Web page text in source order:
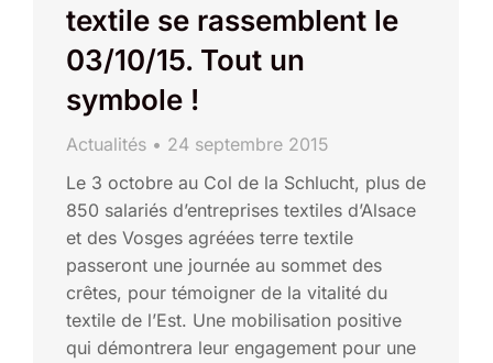
textile se rassemblent le
03/10/15. Tout un
symbole !
Actualités
24 septembre 2015
Le 3 octobre au Col de la Schlucht, plus de
850 salariés d’entreprises textiles d’Alsace
et des Vosges agréées terre textile
passeront une journée au sommet des
crêtes, pour témoigner de la vitalité du
textile de l’Est. Une mobilisation positive
qui démontrera leur engagement pour une